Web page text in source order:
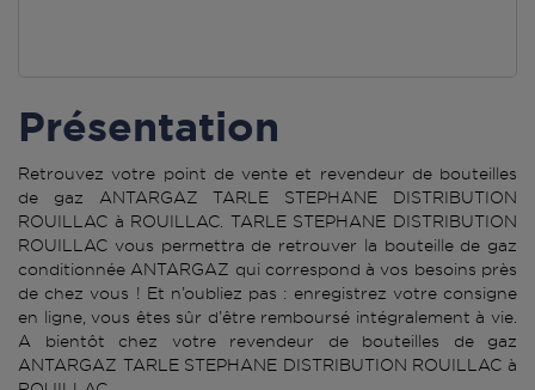
Présentation
Retrouvez votre point de vente et revendeur de bouteilles
de gaz ANTARGAZ TARLE STEPHANE DISTRIBUTION
ROUILLAC à ROUILLAC. TARLE STEPHANE DISTRIBUTION
ROUILLAC vous permettra de retrouver la bouteille de gaz
conditionnée ANTARGAZ qui correspond à vos besoins près
de chez vous ! Et n’oubliez pas : enregistrez votre consigne
en ligne, vous êtes sûr d’être remboursé intégralement à vie.
A bientôt chez votre revendeur de bouteilles de gaz
ANTARGAZ TARLE STEPHANE DISTRIBUTION ROUILLAC à